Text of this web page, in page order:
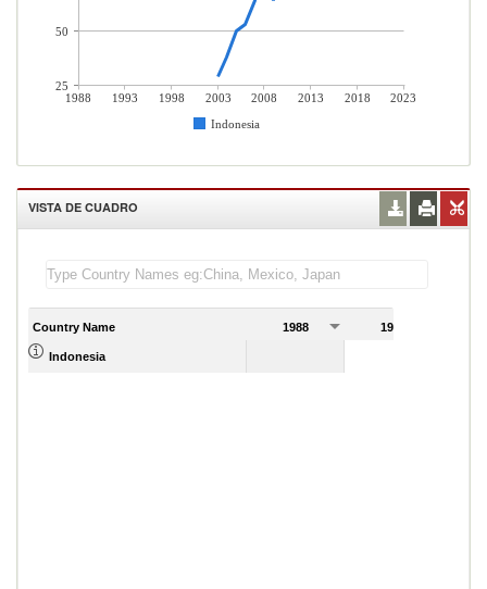
1988 1993 1998 2003 2008 2013 2018
2023
Indonesia
50
25
VISTA DE CUADRO
Country Name 1988 1989
Indonesia